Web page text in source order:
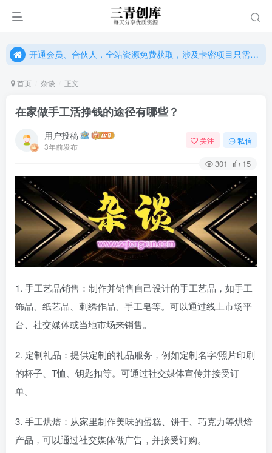
开通会员、合伙人，全站资源免费获取，涉及卡密项目只需单独购卡密（位置：网站右下悬浮按钮）
开通会员、合伙人，全站资源免费获取，涉及卡密项目只需单独购卡密（位置：网站右下悬浮按钮）
首页 杂谈 正文
在家做手工活挣钱的途径有哪些？
用户投稿
3年前发布
关注 私信
301 15
1. 手工艺品销售：制作并销售自己设计的手工艺品，如手工
饰品、纸艺品、刺绣作品、手工皂等。可以通过线上市场平
台、社交媒体或当地市场来销售。
2. 定制礼品：提供定制的礼品服务，例如定制名字/照片印刷
的杯子、T恤、钥匙扣等。可通过社交媒体宣传并接受订
单。
3. 手工烘焙：从家里制作美味的蛋糕、饼干、巧克力等烘焙
产品，可以通过社交媒体做广告，并接受订购。